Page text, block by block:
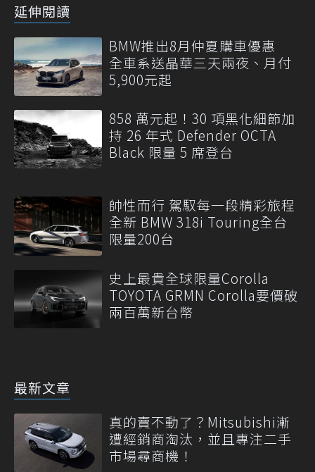
延伸閱讀
BMW推出8月仲夏購車優惠
全車系送晶華三天兩夜、月付
5,900元起
858 萬元起！30 項黑化細節加
持 26 年式 Defender OCTA
Black 限量 5 席登台
帥性而行 駕馭每一段精彩旅程
全新 BMW 318i Touring全台
限量200台
史上最貴全球限量Corolla
TOYOTA GRMN Corolla要價破
兩百萬新台幣
最新文章
真的賣不動了？Mitsubishi漸
遭經銷商淘汰，並且專注二手
市場尋商機！